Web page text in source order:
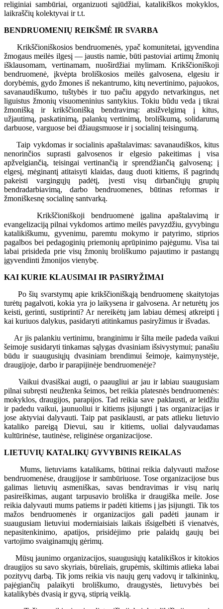
religiniai sambūriai, organizuoti sąjūdžiai, katalikiškos mokyklos,
laikraščių kolektyvai ir t.t.
BENDRUOMENIŲ REIKŠMĖ IR SVARBA
Krikščioniškosios bendruomenės, ypač komunitetai, įgyvendina
žmogaus meilės ilgesį — jaustis namie, būti pastoviai artimų žmonių
išklausomam, vertinamam, nuoširdžiai mylimam. Krikščioniškoji
bendruomenė, įkvėpta broliškosios meilės galvosena, elgesiu ir
dorybėmis, gydo žmones iš nekantrumo, kitų nevertinimo, pajuokos,
savanaudiškumo, tuštybės ir tuo pačiu apgydo netvarkingus, net
liguistus žmonių visuomeninius santykius. Tokiu būdu veda į tikrai
žmonišką ir krikščionišką bendravimą: atsižvelgimą į kitus,
užjautimą, paskatinimą, palankų vertinimą, broliškumą, solidarumą
darbuose, varguose bei džiaugsmuose ir į socialinį teisingumą.
Taip vykdomas ir socialinis apaštalavimas: savanaudiškos, kitus
nenorinčios suprasti galvosenos ir elgesio pakeitimas į visa
apžvelgiančią, teisingai vertinančią ir sprendžiančią galvoseną; į
elgesį, mėginantį atitaisyti klaidas, daug duoti kitiems, iš pagrindų
pakeisti vargingųjų padėtį, įvesti visų dirbančiųjų grupių
bendradarbiavimą, darbo bendruomenes, būtinas reformas ir
žmoniškesnę socialinę santvarką.
Krikščioniškoji bendruomenė įgalina apaštalavimą ir
evangelizaciją pilnai vykdomos artimo meilės pavyzdžiu, gyvybingu
katalikiškumu, gyvenimu, paremtu mokymo ir patyrimo, stiprios
pagalbos bei pedagoginių priemonių aprūpinimo pajėgumu. Visa tai
labai prisideda prie visų žmonių broliškumo pajautimo ir pastangų
įgyvendinti žmonijos vienybę.
KAI KURIE KLAUSIMAI IR PASIRYŽIMAI
Po šių svarstymų apie krikščioniškąją bendruomenę skaitytojas
turėtų pagalvoti, kokia yra jo laikysena ir galvosena. Ar neturėtų jos
keisti, gerinti, sustiprinti? Ar nereikėtų jam labiau dėmesį atkreipti į
kai kuriuos dalykus, pasidaryti atitinkamus pasiryžimus ir išvadas.
Ar jis palankiu vertinimu, branginimu ir šilta meile padeda vaikui
šeimoje susidaryti tinkamas sąlygas dvasiniam išsivystymui; panašiu
būdu ir suaugusiųjų dvasiniam brendimui šeimoje, kaimynystėje,
draugijoje, darbo ir parapijinėje bendruomenėje?
Vaikui dvasiškai augti, o paaugliui ar jau ir labiau suaugusiam
pilnai subręsti neužtenka šeimos, bet reikia platesnės bendruomenės:
mokyklos, draugijos, parapijos. Tad reikia save paklausti, ar leidžiu
ir padedu vaikui, jaunuoliui ir kitiems įsijungti į tas organizacijas ir
jose aktyviai dalyvauti. Taip pat pasiklausti, ar pats atlieku lietuvio
kataliko pareigą Dievui, sau ir kitiems, uoliai dalyvaudamas
kultūrinėse, tautinėse, religinėse organizacijose.
LIETUVIŲ KATALIKŲ GYVYBINIS REIKALAS
Mums, lietuviams katalikams, būtinai reikia dalyvauti mažose
bendruomenėse, draugijose ir sambūriuose. Tose organizacijose bus
galimas lietuvių asmeniškas, savas bendravimas ir visų narių
pasireiškimas, augant tarpusavio broliška ir draugiška meile. Jose
reikia dalyvauti mums patiems ir padėti kitiems į jas įsijungti. Tik tos
mažos bendruomenės ir organizacijos gali padėti jaunam ir
suaugusiam lietuviui moderniaisiais laikais išsigelbėti iš vienatvės,
nepasitenkinimo, apatijos, prisidėjimo prie palaidų gaujų bei
vartojimo svaiginamųjų gėrimų.
Mūsų jaunimo organizacijos, suaugusiųjų katalikiškos ir kitokios
draugijos su savo skyriais, būreliais, grupėmis, skiltimis atlieka labai
pozityvų darbą. Tik joms reikia vis naujų gerų vadovų ir talkininkų,
pajėgiančių palaikyti broliškumo, draugystės, lietuvybės bei
katalikybės dvasią ir gyvą, stiprią veiklą.